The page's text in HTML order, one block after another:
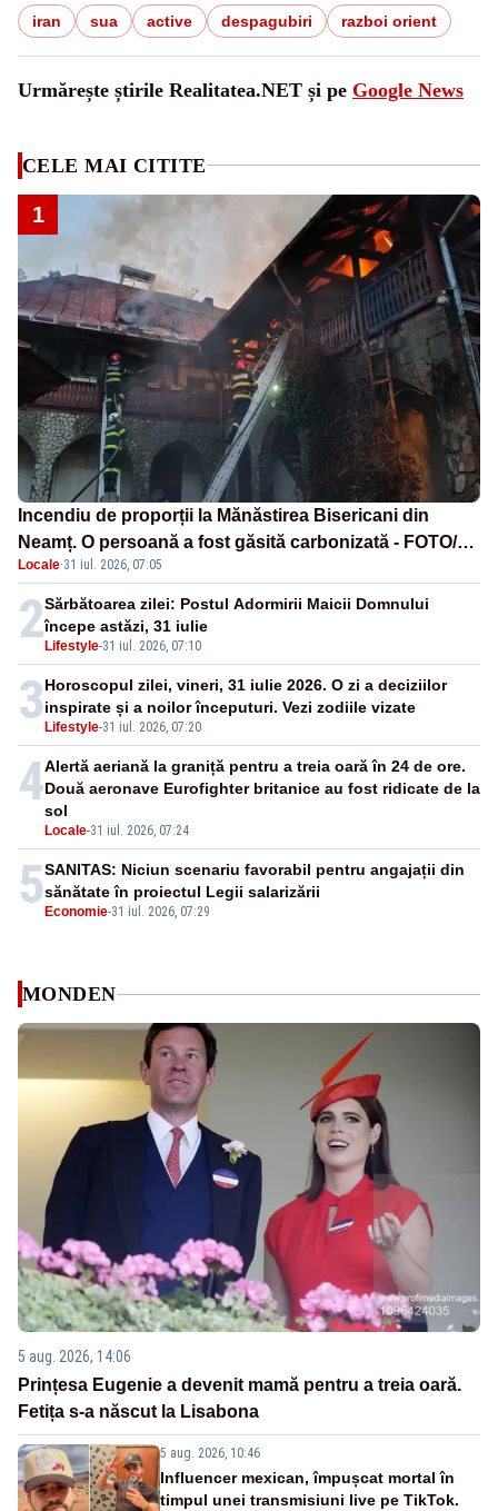
iran sua active despagubiri razboi orient
Urmărește știrile Realitatea.NET și pe Google News
CELE MAI CITITE
1
Incendiu de proporții la Mănăstirea Bisericani din
Neamț. O persoană a fost găsită carbonizată - FOTO/
VIDEO
Locale·31 iul. 2026, 07:05
2 Lifestyle-31 iul. 2026, 07:10
Sărbătoarea zilei: Postul Adormirii Maicii Domnului
începe astăzi, 31 iulie
3 Lifestyle-31 iul. 2026, 07:20
Horoscopul zilei, vineri, 31 iulie 2026. O zi a deciziilor
inspirate și a noilor începuturi. Vezi zodiile vizate
4
Locale-31 iul. 2026, 07:24
Alertă aeriană la graniță pentru a treia oară în 24 de ore.
Două aeronave Eurofighter britanice au fost ridicate de la
sol
5 Economie-31 iul. 2026, 07:29
SANITAS: Niciun scenariu favorabil pentru angajații din
sănătate în proiectul Legii salarizării
MONDEN
5 aug. 2026, 14:06
Prințesa Eugenie a devenit mamă pentru a treia oară.
Fetița s-a născut la Lisabona
5 aug. 2026, 10:46
Influencer mexican, împușcat mortal în
timpul unei transmisiuni live pe TikTok.